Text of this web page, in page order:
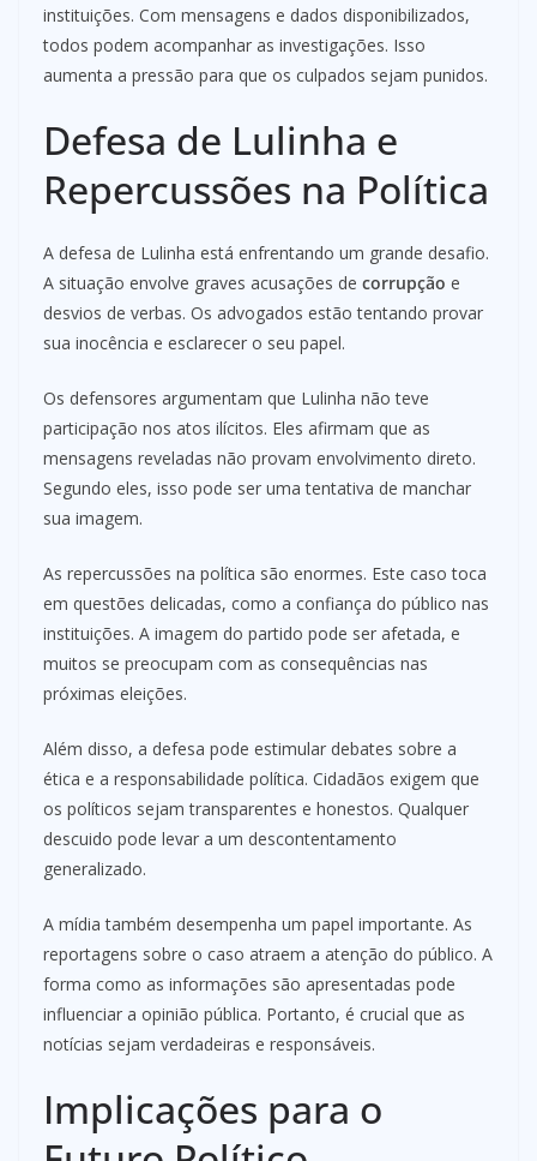
instituições. Com mensagens e dados disponibilizados,
todos podem acompanhar as investigações. Isso
aumenta a pressão para que os culpados sejam punidos.
Defesa de Lulinha e
Repercussões na Política
A defesa de Lulinha está enfrentando um grande desafio.
A situação envolve graves acusações de corrupção e
desvios de verbas. Os advogados estão tentando provar
sua inocência e esclarecer o seu papel.
Os defensores argumentam que Lulinha não teve
participação nos atos ilícitos. Eles afirmam que as
mensagens reveladas não provam envolvimento direto.
Segundo eles, isso pode ser uma tentativa de manchar
sua imagem.
As repercussões na política são enormes. Este caso toca
em questões delicadas, como a confiança do público nas
instituições. A imagem do partido pode ser afetada, e
muitos se preocupam com as consequências nas
próximas eleições.
Além disso, a defesa pode estimular debates sobre a
ética e a responsabilidade política. Cidadãos exigem que
os políticos sejam transparentes e honestos. Qualquer
descuido pode levar a um descontentamento
generalizado.
A mídia também desempenha um papel importante. As
reportagens sobre o caso atraem a atenção do público. A
forma como as informações são apresentadas pode
influenciar a opinião pública. Portanto, é crucial que as
notícias sejam verdadeiras e responsáveis.
Implicações para o